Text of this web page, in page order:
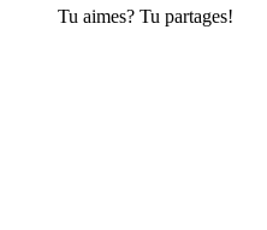
Tu aimes? Tu partages!